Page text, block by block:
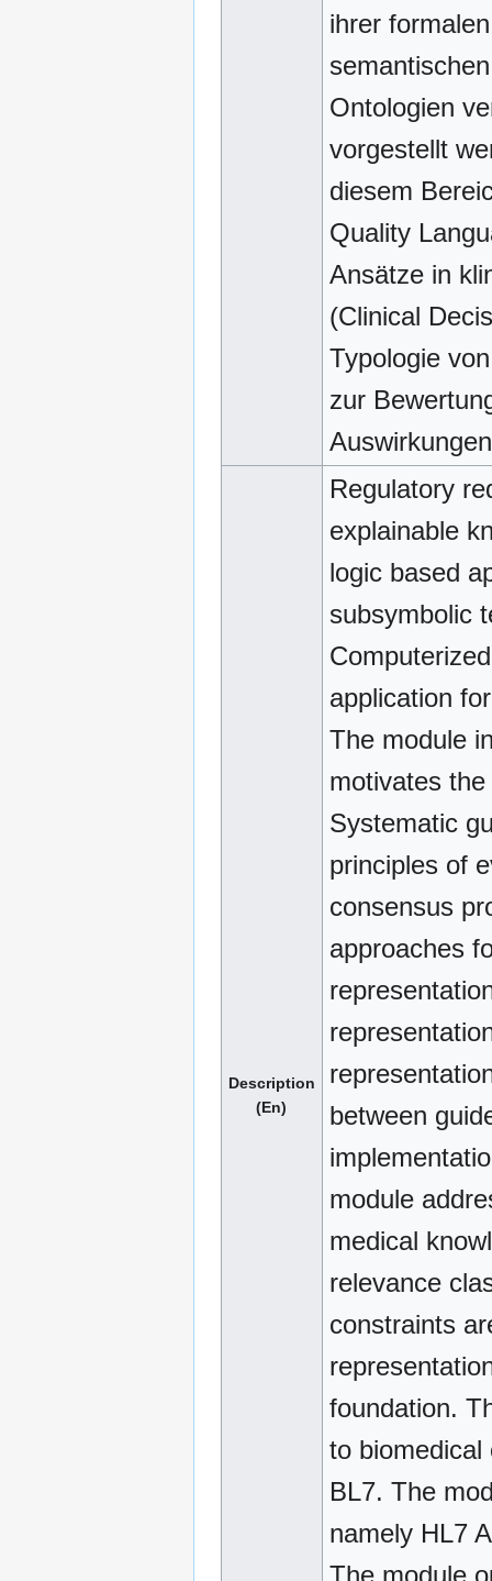
ihrer
Ontologien
vorgestellt
diesem
Quality
Ansätze in
(Clinical
Typologie
zur
Description
(En)
Regulatory
explainable
logic based
subsymbolic
application
The module
motivates
Systematic
principles of
consensus
approaches
between
module
medical
relevance
constraints
foundation.
to biomedical
BL7. The
namely HL7